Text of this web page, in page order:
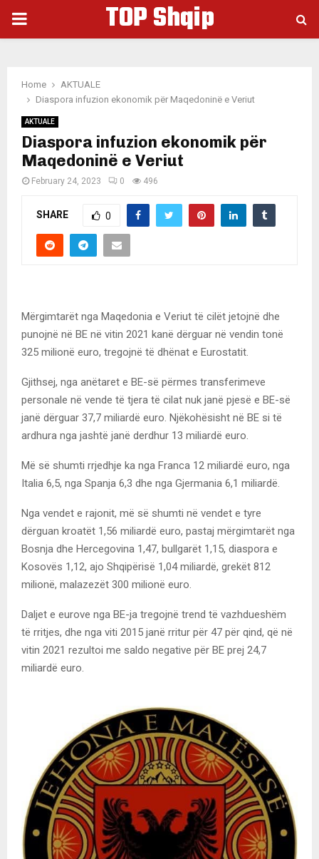
PRIMARY
TOP Shqip
Home
AKTUALE
Diaspora infuzion ekonomik për Maqedoninë e Veriut
AKTUALE
Diaspora infuzion ekonomik për
Maqedoninë e Veriut
February 24, 2023 0 496
SHARE 0
Mërgimtarët nga Maqedonia e Veriut të cilët jetojnë dhe
punojnë në BE në vitin 2021 kanë dërguar në vendin tonë
325 milionë euro, tregojnë të dhënat e Eurostatit.
Gjithsej, nga anëtaret e BE-së përmes transferimeve
personale në vende të tjera të cilat nuk janë pjesë e BE-së
janë dërguar 37,7 miliardë euro. Njëkohësisht në BE si të
ardhura nga jashtë janë derdhur 13 miliardë euro.
Më së shumti rrjedhje ka nga Franca 12 miliardë euro, nga
Italia 6,5, nga Spanja 6,3 dhe nga Gjermania 6,1 miliardë.
Nga vendet e rajonit, më së shumti në vendet e tyre
dërguan kroatët 1,56 miliardë euro, pastaj mërgimtarët nga
Bosnja dhe Hercegovina 1,47, bullgarët 1,15, diaspora e
Kosovës 1,12, ajo Shqipërisë 1,04 miliardë, grekët 812
milionë, malazezët 300 milionë euro.
Daljet e eurove nga BE-ja tregojnë trend të vazhdueshëm
të rritjes, dhe nga viti 2015 janë rritur për 47 për qind, që në
vitin 2021 rezultoi me saldo negative për BE prej 24,7
miliardë euro.